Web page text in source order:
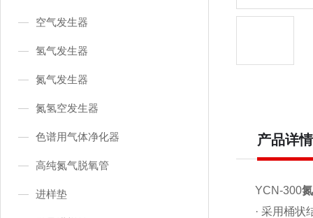
空气发生器
氢气发生器
氮气发生器
氮氢空发生器
色谱用气体净化器
高纯氮气脱氧管
进样垫
产品详情
YCN-300
· 采用桶状